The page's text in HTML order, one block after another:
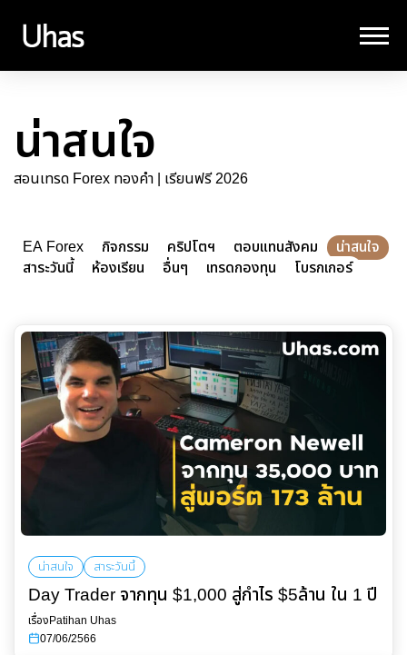
น่าสนใจ
สอนเทรด Forex ทองคำ | เรียนฟรี 2026
EA Forex กิจกรรม คริปโตฯ ตอบแทนสังคม
น่าสนใจ
สาระวันนี้
ห้องเรียน อื่นๆ เทรดกองทุน โบรกเกอร์
น่าสนใจ สาระวันนี้
Day Trader จากทุน $1,000 สู่กำไร $5ล้าน ใน 1 ปี
เรื่องPatihan Uhas
07/06/2566